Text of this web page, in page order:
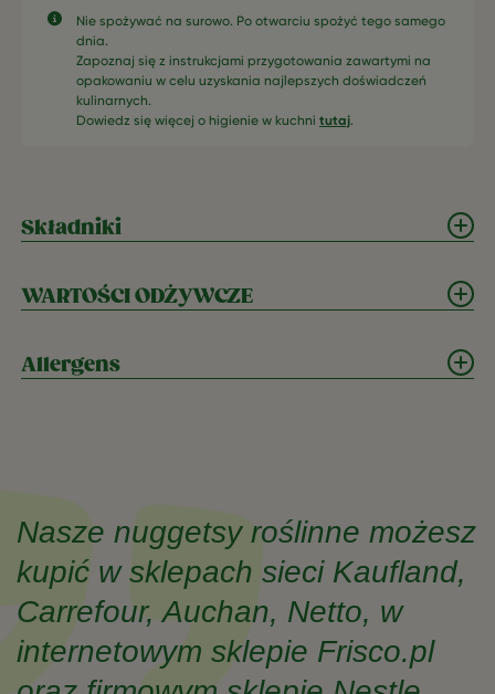
Nie spożywać na surowo. Po otwarciu spożyć tego samego
dnia.
Zapoznaj się z instrukcjami przygotowania zawartymi na
opakowaniu w celu uzyskania najlepszych doświadczeń
kulinarnych.
Dowiedz się więcej o higienie w kuchni tutaj.
Składniki
WARTOŚCI ODŻYWCZE
Allergens
Nasze nuggetsy roślinne możesz
kupić w sklepach sieci Kaufland,
Carrefour, Auchan, Netto, w
internetowym sklepie Frisco.pl